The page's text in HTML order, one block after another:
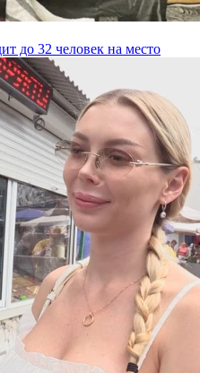
до 32 человек на место